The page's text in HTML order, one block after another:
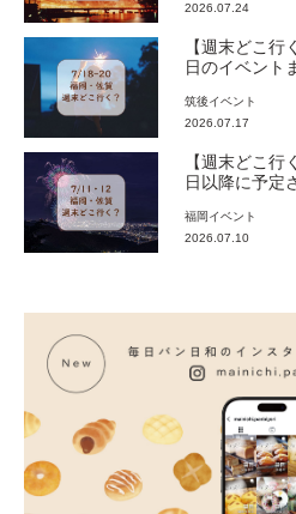
2026.07.24
【週末どこ
日のイベント
筑後イベント
2026.07.17
【週末どこ
日以降に予定
福岡 イベント
2026.07.10